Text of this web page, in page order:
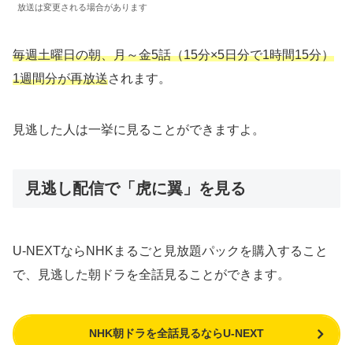
放送は変更される場合があります
毎週土曜日の朝、月～金5話（15分×5日分で1時間15分）
1週間分が再放送されます。
見逃した人は一挙に見ることができますよ。
見逃し配信で「虎に翼」を見る
U-NEXTならNHKまるごと見放題パックを購入すること
で、見逃した朝ドラを全話見ることができます。
NHK朝ドラを全話見るならU-NEXT